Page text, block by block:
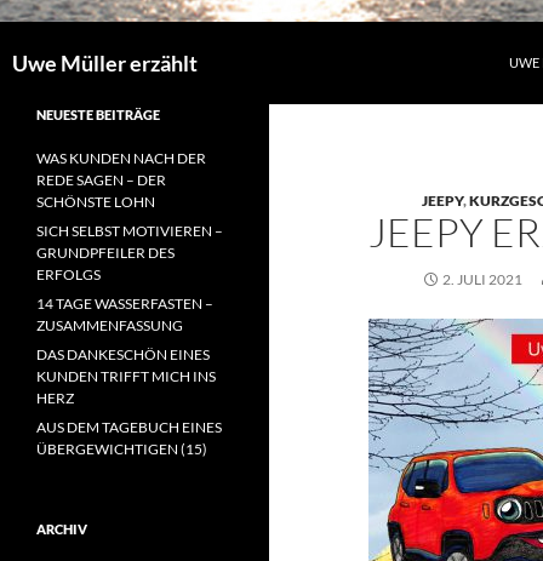
Uwe Müller erzählt UWE
JEEPY,
JEEPY
2. JULI 2021
NEUESTE BEITRÄGE
WAS KUNDEN NACH DER
REDE SAGEN – DER
SCHÖNSTE LOHN
SICH SELBST MOTIVIEREN –
GRUNDPFEILER DES
ERFOLGS
14 TAGE WASSERFASTEN –
ZUSAMMENFASSUNG
DAS DANKESCHÖN EINES
KUNDEN TRIFFT MICH INS
HERZ
AUS DEM TAGEBUCH EINES
ÜBERGEWICHTIGEN (15)
ARCHIV